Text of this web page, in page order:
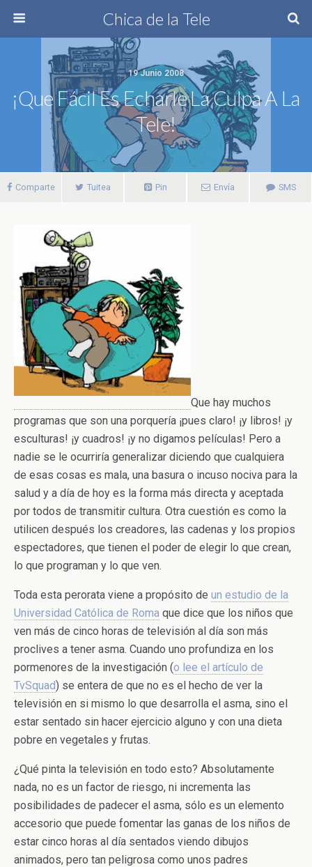
Chica de la Tele
19 Junio 2008
¡Que Fácil Es Echarle La Culpa A La
Tele!
Comparte Tuitea Pin Envía SMS
Que hay muchos
programas que son una porquería ¡pues claro! ¡y libros! ¡y
esculturas! ¡y cuadros! ¡y no digamos películas! Pero a
nadie se le ocurriría generalizar diciendo que cualquiera
de esas cosas es mala, una basura o incuso nociva para la
salud y a día de hoy es la forma más directa y aceptada
por todos de transmitir cultura. Otra cuestión es como la
utilicen después los creadores, las cadenas y los propios
espectadores, que tienen el poder de elegir lo que crean,
lo que programan y lo que ven.
Toda esta perorata viene a propósito de un estudio de la
Universidad Católica de Roma que dice que los niños que
ven más de cinco horas de televisión al día son más
proclives a tener asma. Cuando uno profundiza en los
pormenores de la investigación (o lee el artículo de
TvSquad) se entera de que no es el hecho de ver la
televisión en si mismo lo que desarrolla el asma, sino el
estar sentado sin hacer ejercicio alguno y con una dieta
pobre en vegetales y frutas.
¿Qué pinta la televisión en todo esto? Absolutamente
nada, no es un factor de riesgo, ni incrementa las
posibilidades de padecer el asma, sólo es un elemento
accesorio que puede fomentar las ganas de los niños de
estar cinco horas al día sentados viendo dibujos
animados, pero tan peligrosa como unos padres